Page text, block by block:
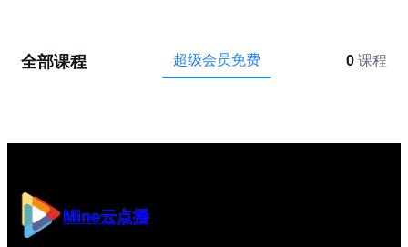
全部课程 超级会员免费 0 课程
Mine云点播